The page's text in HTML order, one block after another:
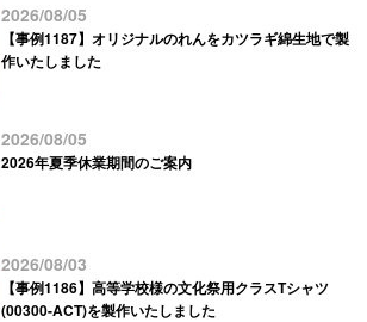
2026/08/05
【事例1187】オリジナルのれんをカツラギ綿生地で製
作いたしました
2026/08/05
2026年夏季休業期間のご案内
2026/08/03
【事例1186】高等学校様の文化祭用クラスTシャツ
(00300-ACT)を製作いたしました